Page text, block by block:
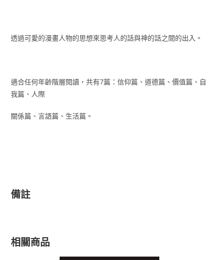
透過可愛的漫畫人物的思想來思考人的話與神的話之間的出入。
適合任何年齡階層閱讀，共有7篇：信仰篇、道德篇、價值篇、自
我篇、人際
關係篇、言語篇、生活篇。
備註
相關商品